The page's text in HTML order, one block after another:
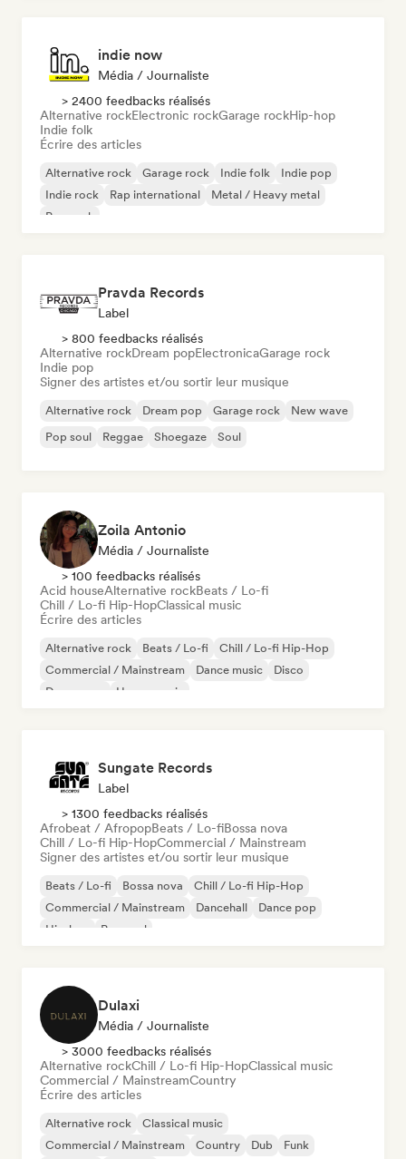
indie now
Média / Journaliste
> 2400 feedbacks réalisés
Alternative rockElectronic rockGarage rockHip-hop
Indie folk
Écrire des articles
Alternative rock Garage rock Indie folk
Indie pop
Indie rock
Rap international
Metal / Heavy metal
Pop rock
Pravda Records
Label
> 800 feedbacks réalisés
Alternative rockDream popElectronicaGarage rock
Indie pop
Signer des artistes et/ou sortir leur musique
Alternative rock Dream pop Garage rock
New wave
Pop soul
Reggae Shoegaze Soul
Zoila Antonio
Média / Journaliste
> 100 feedbacks réalisés
Acid houseAlternative rockBeats / Lo-fi
Chill / Lo-fi Hip-HopClassical music
Écrire des articles
Alternative rock Beats / Lo-fi
Chill / Lo-fi Hip-Hop
Commercial / Mainstream
Dance music
Disco
Dream pop
House music
Sungate Records
Label
> 1300 feedbacks réalisés
Afrobeat / AfropopBeats / Lo-fiBossa nova
Chill / Lo-fi Hip-HopCommercial / Mainstream
Signer des artistes et/ou sortir leur musique
Beats / Lo-fi Bossa nova
Chill / Lo-fi Hip-Hop
Commercial / Mainstream
Dancehall
Dance pop
Hip-hop
Pop soul
Dulaxi
Média / Journaliste
> 3000 feedbacks réalisés
Alternative rockChill / Lo-fi Hip-HopClassical music
Commercial / MainstreamCountry
Écrire des articles
Alternative rock
Classical music
Commercial / Mainstream
Country Dub Funk